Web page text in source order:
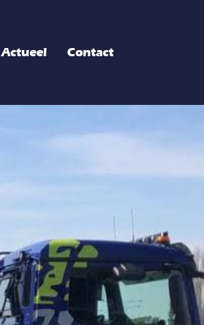
Actueel Contact